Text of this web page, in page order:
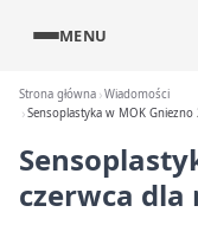
MENU
Strona główna Wiadomości
Sensoplastyka w MOK
czerwca dla